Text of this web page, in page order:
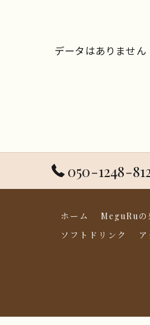
データはありません
050-1248-
ホーム MeguRuの
ソフトドリンク